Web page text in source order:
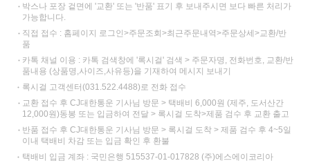
박스나 포장 겉면에 '교환' 또는 '반품' 표기 후 보내주시면 보다 빠른 처리가
가능합니다.
직접 접수 : 홈페이지 로그인>주문조회>최근주문내역>주문상세>교환/반
품
카톡 채널 이용 : 카톡 검색창에 '록시걸' 검색 > 주문자명, 전화번호, 교환/반
품내용 (상품명,사이즈,사유등)을 기재하여 메시지 보내기
록시걸 고객센터(031.522.4488)로 전화 접수
교환 접수 후 CJ대한통운 기사님 방문 > 택배비 6,000원 (제주, 도서산간
12,000원)동봉 또는 입금하여 전달 > 록시걸 도착>제품 검수 후 교환 출고
반품 접수 후 CJ대한통운 기사님 방문 > 록시걸 도착 > 제품 검수 후 4~5일
이내 택배비 차감 또는 입금 확인 후 환불
택배비 입금 계좌 : 국민은행 515537-01-017828 (주)에스에이코리아